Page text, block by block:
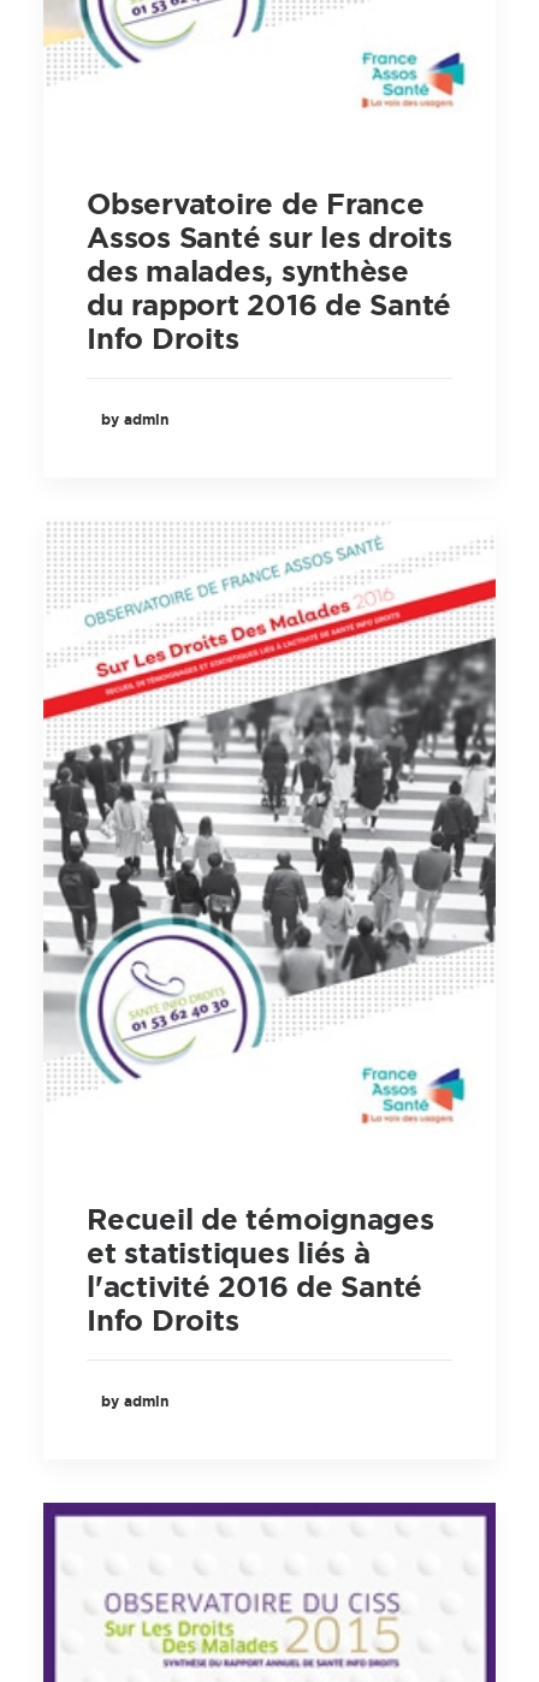
Observatoire de France
Assos Santé sur les droits
des malades, synthèse
du rapport 2016 de Santé
Info Droits
by admin
Recueil de témoignages
et statistiques liés à
l'activité 2016 de Santé
Info Droits
by admin